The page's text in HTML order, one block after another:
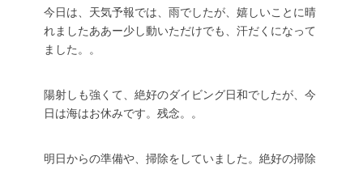
今日は、天気予報では、雨でしたが、嬉しいことに晴
れましたああー少し動いただけでも、汗だくになって
ました。。
陽射しも強くて、絶好のダイビング日和でしたが、今
日は海はお休みです。残念。。
明日からの準備や、掃除をしていました。絶好の掃除